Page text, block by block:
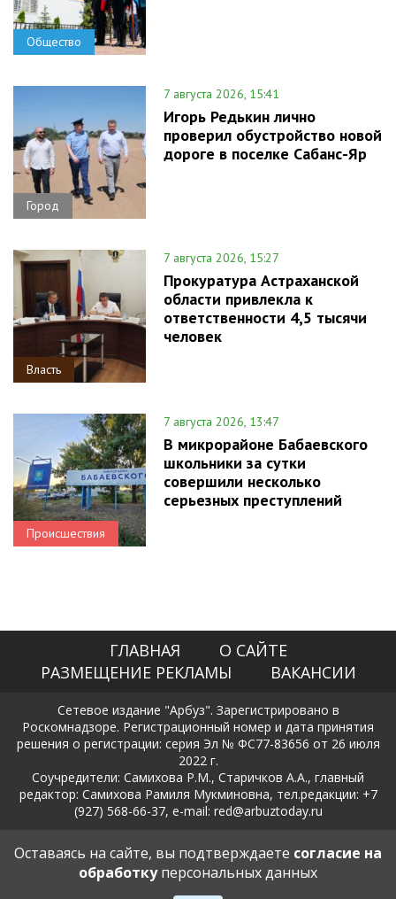
Общество
Город
7 августа 2026, 15:41
Игорь Редькин лично
проверил обустройство новой
дороге в поселке Сабанс-Яр
Власть
7 августа 2026, 15:27
Прокуратура Астраханской
области привлекла к
ответственности 4,5 тысячи
человек
Происшествия
7 августа 2026, 13:47
В микрорайоне Бабаевского
школьники за сутки
совершили несколько
серьезных преступлений
ГЛАВНАЯ
О САЙТЕ
РАЗМЕЩЕНИЕ РЕКЛАМЫ
ВАКАНСИИ
Сетевое издание "Арбуз". Зарегистрировано в
Роскомнадзоре. Регистрационный номер и дата принятия
решения о регистрации: серия Эл № ФС77-83656 от 26 июля
2022 г.
Соучредители: Самихова Р.М., Старичков А.А., главный
редактор: Самихова Рамиля Мукминовна, тел.редакции: +7
(927) 568-66-37, e-mail: red@arbuztoday.ru
Политика в отношении обработки и защиты персональных
данных
Оставаясь на сайте, вы подтверждаете согласие на
обработкуперсональных данных